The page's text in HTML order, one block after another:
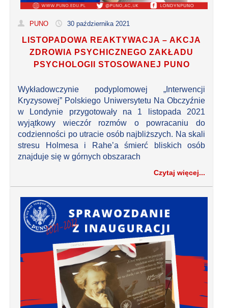
PUNO 30 października 2021
LISTOPADOWA REAKTYWACJA – AKCJA
ZDROWIA PSYCHICZNEGO ZAKŁADU
PSYCHOLOGII STOSOWANEJ PUNO
Wykładowczynie podyplomowej „Interwencji
Kryzysowej” Polskiego Uniwersytetu Na Obczyźnie
w Londynie przygotowały na 1 listopada 2021
wyjątkowy wieczór rozmów o powracaniu do
codzienności po utracie osób najbliższych. Na skali
stresu Holmesa i Rahe’a śmierć bliskich osób
znajduje się w górnych obszarach
Czytaj więcej...